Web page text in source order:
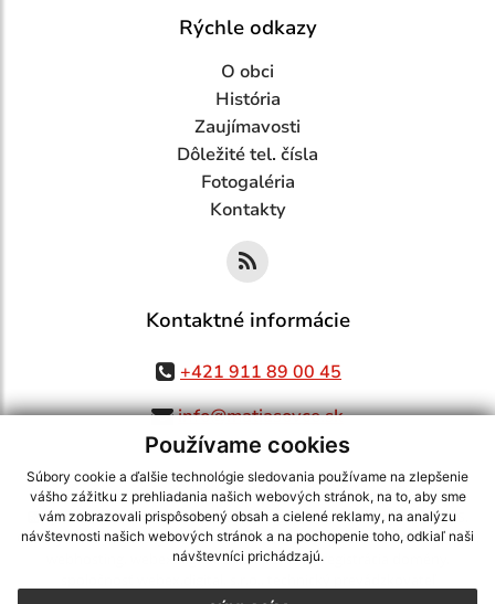
Používame cookies
Súbory cookie a ďalšie technológie sledovania používame na zlepšenie
vášho zážitku z prehliadania našich webových stránok, na to, aby sme
vám zobrazovali prispôsobený obsah a cielené reklamy, na analýzu
návštevnosti našich webových stránok a na pochopenie toho, odkiaľ naši
návštevníci prichádzajú.
Rýchle odkazy
O obci
História
Zaujímavosti
Dôležité tel. čísla
Fotogaléria
Kontakty
Kontaktné informácie
+421 911 89 00 45
info@matiasovce.sk
využite možnosť získavania aktuálnych informácií s využitím RSS
CMS systém (redakčný) systém ECHELON 2,Mapa stránok,web portál
webex.digital, s.r.o.,domény,registrácia domény